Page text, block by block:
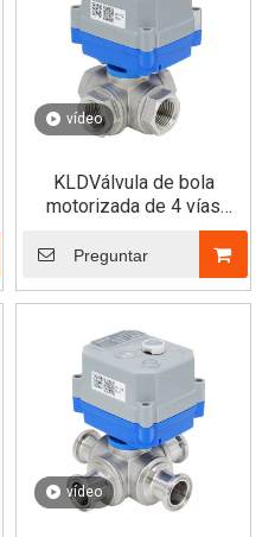
vídeo
KLDVálvula de bola
motorizada de 4 vías
30S/SJ (horizontal)
Preguntar
vídeo